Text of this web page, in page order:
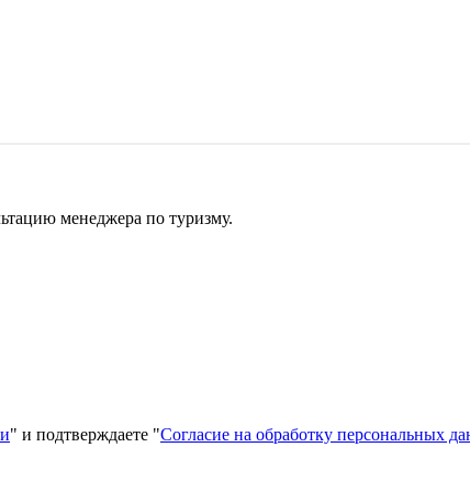
менеджера по туризму.
" и подтверждаете "Согласие на обработку персональных